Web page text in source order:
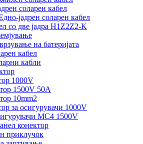
соларен кабел
јадрен соларен кабел
со две јадра H1Z2Z2-K
на батеријата
кабел
кабли
1000V
1500V 50A
10mm2
за осигурувачи 1000V
MC4 1500V
конектор
приклучок